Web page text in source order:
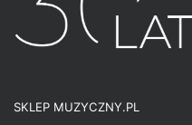
SKLEP MUZYCZNY.PL